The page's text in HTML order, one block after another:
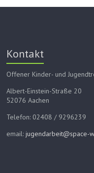
Kontakt
Offener Kinder- und
Albert-Einstein-Straße 20
52076 Aachen
Telefon: 02408 / 9296239
email:jugendarbeit@space-